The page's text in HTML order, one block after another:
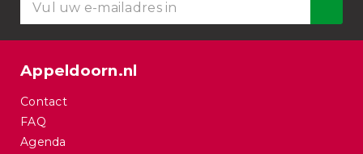
Appeldoorn.nl
Contact
FAQ
Agenda